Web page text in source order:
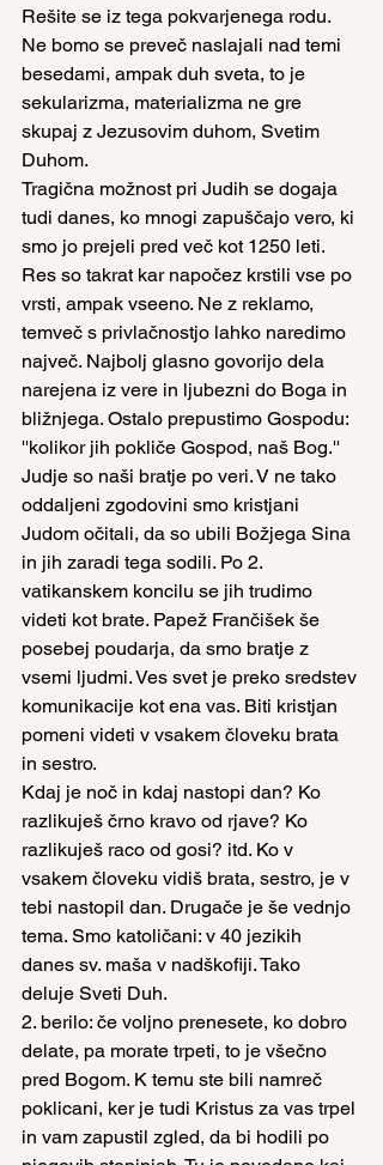
Rešite se iz tega pokvarjenega rodu.
Ne bomo se preveč naslajali nad temi
besedami, ampak duh sveta, to je
sekularizma, materializma ne gre
skupaj z Jezusovim duhom, Svetim
Duhom.
Tragična možnost pri Judih se dogaja
tudi danes, ko mnogi zapuščajo vero, ki
smo jo prejeli pred več kot 1250 leti.
Res so takrat kar napočez krstili vse po
vrsti, ampak vseeno. Ne z reklamo,
temveč s privlačnostjo lahko naredimo
največ. Najbolj glasno govorijo dela
narejena iz vere in ljubezni do Boga in
bližnjega. Ostalo prepustimo Gospodu:
''kolikor jih pokliče Gospod, naš Bog.''
Judje so naši bratje po veri. V ne tako
oddaljeni zgodovini smo kristjani
Judom očitali, da so ubili Božjega Sina
in jih zaradi tega sodili. Po 2.
vatikanskem koncilu se jih trudimo
videti kot brate. Papež Frančišek še
posebej poudarja, da smo bratje z
vsemi ljudmi. Ves svet je preko sredstev
komunikacije kot ena vas. Biti kristjan
pomeni videti v vsakem človeku brata
in sestro.
Kdaj je noč in kdaj nastopi dan? Ko
razlikuješ črno kravo od rjave? Ko
razlikuješ raco od gosi? itd. Ko v
vsakem človeku vidiš brata, sestro, je v
tebi nastopil dan. Drugače je še vednjo
tema. Smo katoličani: v 40 jezikih
danes sv. maša v nadškofiji. Tako
deluje Sveti Duh.
2. berilo: če voljno prenesete, ko dobro
delate, pa morate trpeti, to je všečno
pred Bogom. K temu ste bili namreč
poklicani, ker je tudi Kristus za vas trpel
in vam zapustil zgled, da bi hodili po